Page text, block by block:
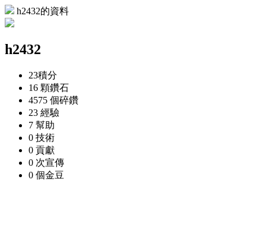
h2432的資料
h2432
23積分
16 顆鑽石
4575 個碎鑽
23 經驗
7 幫助
0 技術
0 貢獻
0 次宣傳
0 個金豆